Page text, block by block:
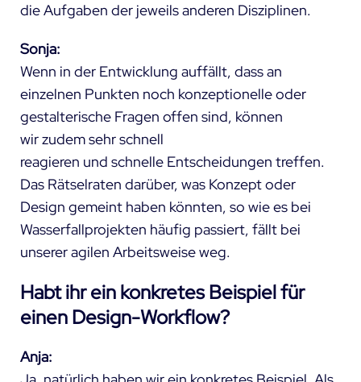
die Aufgaben der jeweils anderen Disziplinen.
Sonja:
Wenn in der Entwicklung auffällt, dass an
einzelnen Punkten noch konzeptionelle oder
gestalterische Fragen offen sind, können
wir zudem sehr schnell
reagieren und schnelle Entscheidungen treffen.
Das Rätselraten darüber, was Konzept oder
Design gemeint haben könnten, so wie es bei
Wasserfallprojekten häufig passiert, fällt bei
unserer agilen Arbeitsweise weg.
Habt ihr ein konkretes Beispiel für
einen Design-Workflow?
Anja: